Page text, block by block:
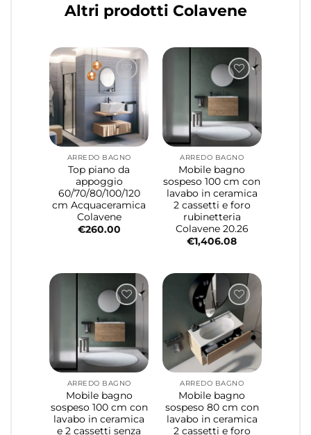
Altri prodotti Colavene
ARREDO BAGNO
Top piano da
appoggio
60/70/80/100/120
cm Acquaceramica
Colavene
€260.00
ARREDO BAGNO
Mobile bagno
sospeso 100 cm con
lavabo in ceramica
2 cassetti e foro
rubinetteria
Colavene 20.26
€1,406.08
ARREDO BAGNO
Mobile bagno
sospeso 100 cm con
lavabo in ceramica
e 2 cassetti senza
ARREDO BAGNO
Mobile bagno
sospeso 80 cm con
lavabo in ceramica
2 cassetti e foro